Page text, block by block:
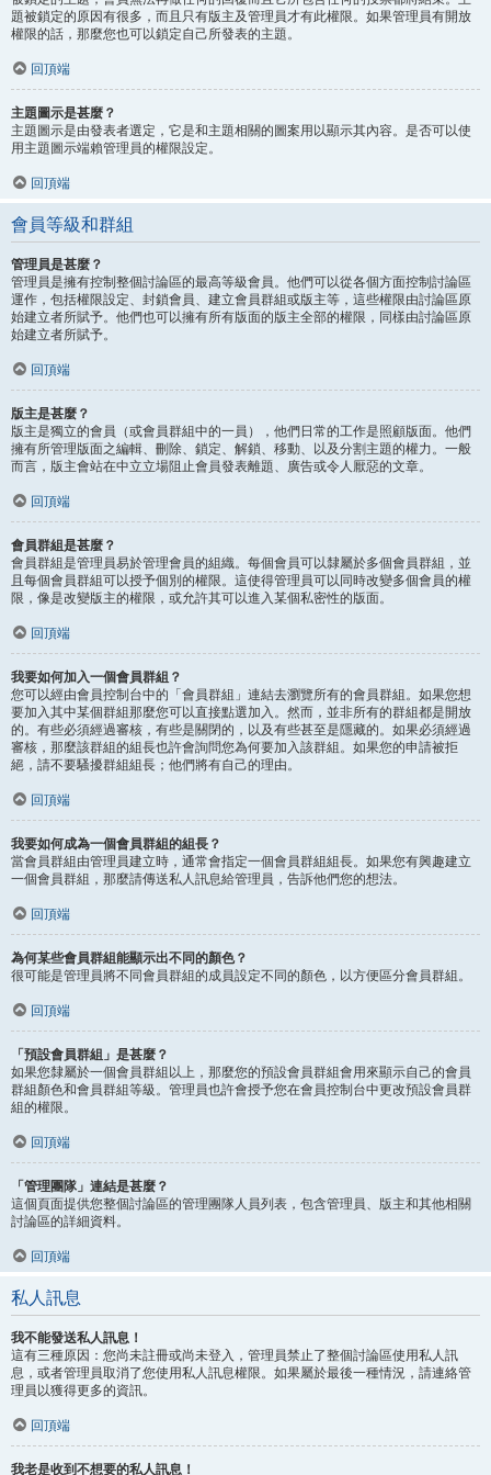
題被鎖定的原因有很多，而且只有版主及管理員才有此權限。如果管理員有開放
權限的話，那麼您也可以鎖定自己所發表的主題。
回頂端
主題圖示是甚麼？
主題圖示是由發表者選定，它是和主題相關的圖案用以顯示其內容。是否可以使
用主題圖示端賴管理員的權限設定。
回頂端
會員等級和群組
管理員是甚麼？
管理員是擁有控制整個討論區的最高等級會員。他們可以從各個方面控制討論區
運作，包括權限設定、封鎖會員、建立會員群組或版主等，這些權限由討論區原
始建立者所賦予。他們也可以擁有所有版面的版主全部的權限，同樣由討論區原
始建立者所賦予。
回頂端
版主是甚麼？
版主是獨立的會員（或會員群組中的一員），他們日常的工作是照顧版面。他們
擁有所管理版面之編輯、刪除、鎖定、解鎖、移動、以及分割主題的權力。一般
而言，版主會站在中立立場阻止會員發表離題、廣告或令人厭惡的文章。
回頂端
會員群組是甚麼？
會員群組是管理員易於管理會員的組織。每個會員可以隸屬於多個會員群組，並
且每個會員群組可以授予個別的權限。這使得管理員可以同時改變多個會員的權
限，像是改變版主的權限，或允許其可以進入某個私密性的版面。
回頂端
我要如何加入一個會員群組？
您可以經由會員控制台中的「會員群組」連結去瀏覽所有的會員群組。如果您想
要加入其中某個群組那麼您可以直接點選加入。然而，並非所有的群組都是開放
的。有些必須經過審核，有些是關閉的，以及有些甚至是隱藏的。如果必須經過
審核，那麼該群組的組長也許會詢問您為何要加入該群組。如果您的申請被拒
絕，請不要騷擾群組組長；他們將有自己的理由。
回頂端
我要如何成為一個會員群組的組長？
當會員群組由管理員建立時，通常會指定一個會員群組組長。如果您有興趣建立
一個會員群組，那麼請傳送私人訊息給管理員，告訴他們您的想法。
回頂端
為何某些會員群組能顯示出不同的顏色？
很可能是管理員將不同會員群組的成員設定不同的顏色，以方便區分會員群組。
回頂端
「預設會員群組」是甚麼？
如果您隸屬於一個會員群組以上，那麼您的預設會員群組會用來顯示自己的會員
群組顏色和會員群組等級。管理員也許會授予您在會員控制台中更改預設會員群
組的權限。
回頂端
「管理團隊」連結是甚麼？
這個頁面提供您整個討論區的管理團隊人員列表，包含管理員、版主和其他相關
討論區的詳細資料。
回頂端
私人訊息
我不能發送私人訊息！
這有三種原因：您尚未註冊或尚未登入，管理員禁止了整個討論區使用私人訊
息，或者管理員取消了您使用私人訊息權限。如果屬於最後一種情況，請連絡管
理員以獲得更多的資訊。
回頂端
我老是收到不想要的私人訊息！